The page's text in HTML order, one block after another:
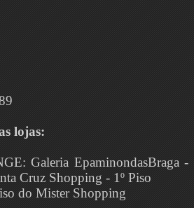
lojas:
Galeria EpaminondasBraga -
Cruz Shopping - 1º Piso
do Mister Shopping